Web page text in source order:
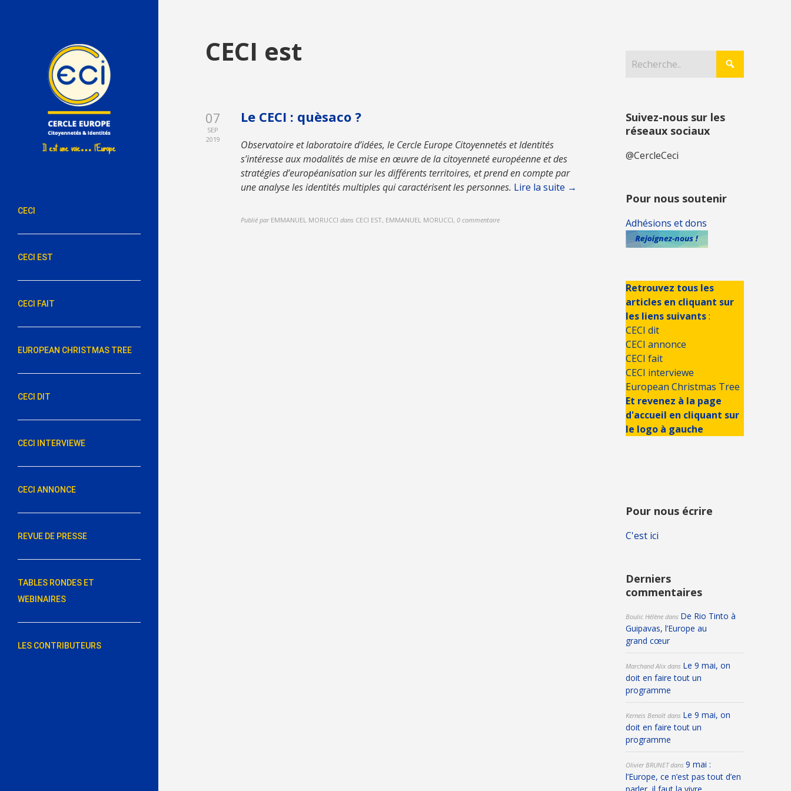
CECI
CECI EST
CECI FAIT
EUROPEAN CHRISTMAS TREE
CECI DIT
CECI INTERVIEWE
CECI ANNONCE
REVUE DE PRESSE
TABLES RONDES ET
WEBINAIRES
LES CONTRIBUTEURS
CECI est
07
SEP
2019
Le CECI : quèsaco ?
Observatoire et laboratoire d’idées, le Cercle Europe Citoyennetés et Identités
s’intéresse aux modalités de mise en œuvre de la citoyenneté européenne et des
stratégies d’européanisation sur les différents territoires, et prend en compte par
une analyse les identités multiples qui caractérisent les personnes. Lire la suite →
Publié par EMMANUEL MORUCCI dans CECI EST, EMMANUEL MORUCCI, 0 commentaire
Suivez-nous sur les
réseaux sociaux
@CercleCeci
Pour nous soutenir
Adhésions et dons
Retrouvez tous les
articles en cliquant sur
les liens suivants:
CECI dit
CECI annonce
CECI fait
CECI interviewe
European Christmas Tree
Et revenez à la page
d'accueil en cliquant sur
le logo à gauche
Pour nous écrire
C'est ici
Derniers
commentaires
Boulic Hélènedans De Rio Tinto à
Guipavas, l’Europe au
grand cœur
Marchand Alixdans Le 9 mai, on
doit en faire tout un
programme
Kerneis Benoîtdans Le 9 mai, on
doit en faire tout un
programme
Olivier BRUNETdans 9 mai :
l’Europe, ce n’est pas tout d’en